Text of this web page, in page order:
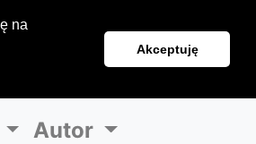
na
Akceptuję
Autor